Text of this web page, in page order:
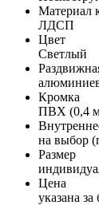
Материал
ЛДСП
Цвет
Светлый
Кромка
ПВХ (0,4
на выбор
Размер
Цена
указана